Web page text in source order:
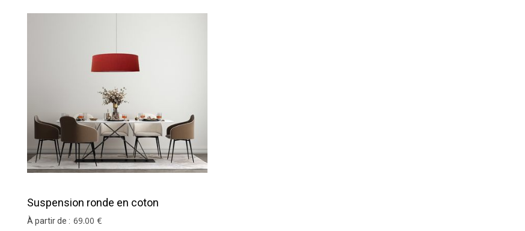
Suspension ronde en coton
terracotta
À partir de : 69.00 €